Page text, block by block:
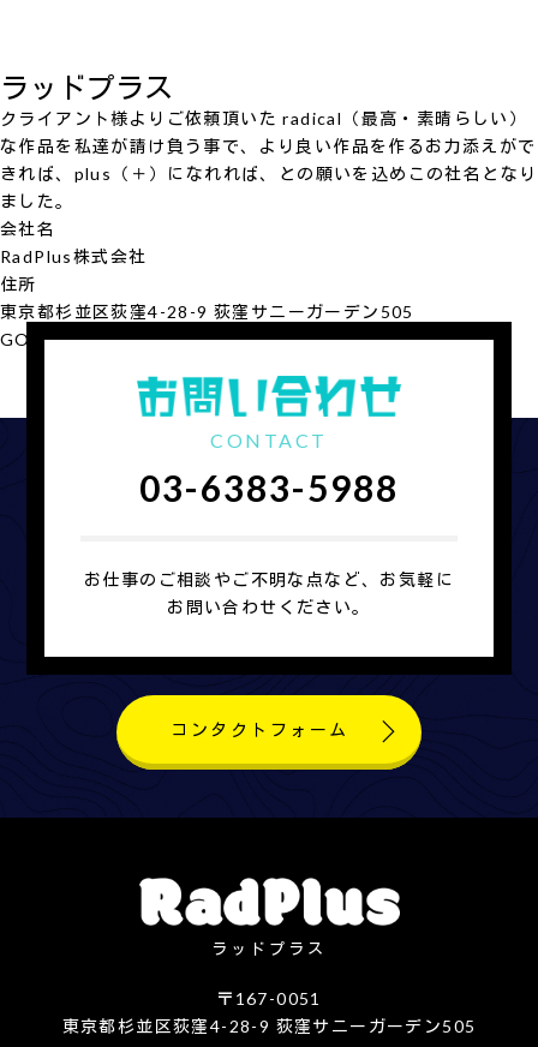
ラッドプラス
クライアント様よりご依頼頂いた radical（最高・素晴らしい）
な作品を私達が請け負う事で、より良い作品を作るお力添えがで
きれば、plus（＋）になれれば、との願いを込めこの社名となり
ました。
会社名
RadPlus株式会社
住所
東京都杉並区荻窪4-28-9 荻窪サニーガーデン505
GOOGLE MAP
会社概要を見る
CONTACT
03-6383-5988
お仕事のご相談やご不明な点など、お気軽に
お問い合わせください。
コンタクトフォーム
ラッドプラス
〒167-0051
東京都杉並区荻窪4-28-9 荻窪サニーガーデン505